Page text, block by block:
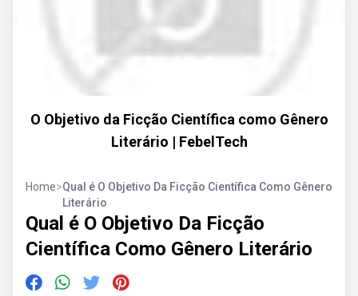
O Objetivo da Ficção Científica como Gênero
Literário | FebelTech
Home>Qual é O Objetivo Da Ficção Científica Como Gênero
Literário
Qual é O Objetivo Da Ficção
Científica Como Gênero Literário